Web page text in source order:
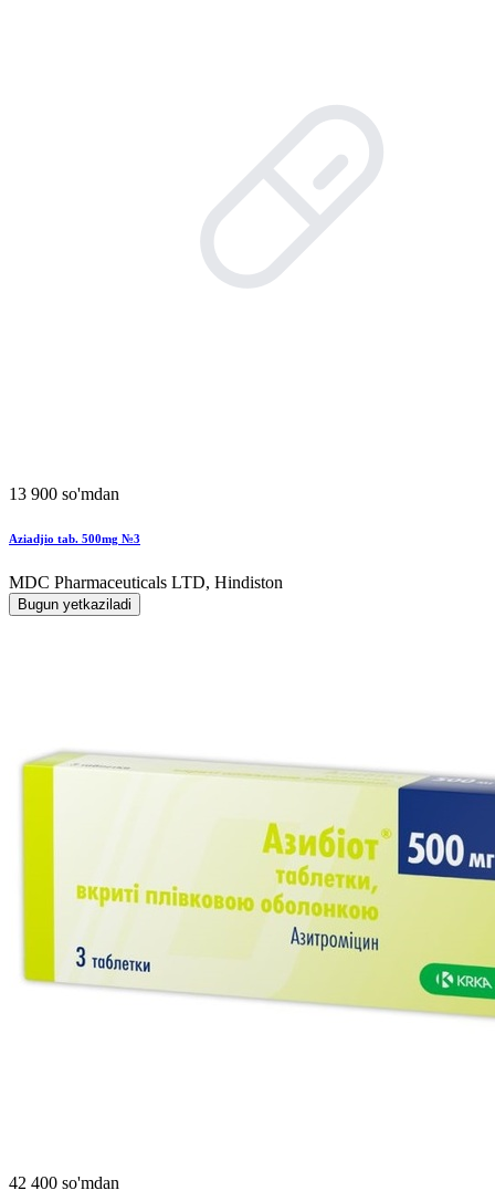
13 900 so'mdan
Aziadjio tab. 500mg №3
MDC Pharmaceuticals LTD, Hindiston
Bugun yetkaziladi
42 400 so'mdan